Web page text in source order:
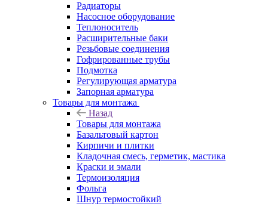
Радиаторы
Насосное оборудование
Теплоноситель
Расширительные баки
Резьбовые соединения
Гофрированные трубы
Подмотка
Регулирующая арматура
Запорная арматура
Товары для монтажа
Назад
Товары для монтажа
Базальтовый картон
Кирпичи и плитки
Кладочная смесь, герметик, мастика
Краски и эмали
Термоизоляция
Фольга
Шнур термостойкий